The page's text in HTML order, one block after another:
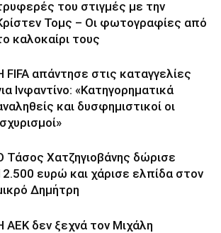
του στιγμές με την
Τομς – Οι φωτογραφίες από
καλοκαίρι τους
FIFA απάντησε στις καταγγελίες
Ινφαντίνο: «Κατηγορηματικά
και δυσφημιστικοί οι
Τάσος Χατζηγιοβάνης δώρισε
ευρώ και χάρισε ελπίδα στον
Δημήτρη
ΑΕΚ δεν ξεχνά τον Μιχάλη